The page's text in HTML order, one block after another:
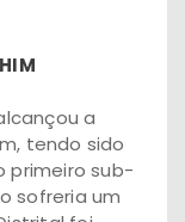
a
tendo sido
primeiro sub-
sofreria um